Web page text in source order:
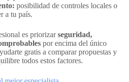
posibilidad de controles locales o
a tu país.
es priorizarseguridad,
por encima del único
gratis a comparar propuestas y
todos estos factores.